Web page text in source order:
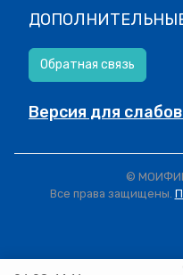
Обратная связь
Версия для
©
Все права защищены.